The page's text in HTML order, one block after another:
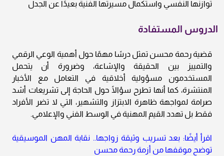
توازنها النفسي واستكمال مسيرتها الفنية بعيدًا عن الجدل
الدروس المستفادة
قضية رحمة محسن تمثل درسًا مهمًا حول أهمية الوعي الرقمي
والتمييز بين الحقيقة والإشاعة، وضرورة أن يتحمل
المستخدمون مسؤولية أخلاقية في التعامل مع الأخبار
المنتشرة، كما أنها تطرح سؤالًا حول الحاجة إلى تشريعات أشد
صرامة لمواجهة ظاهرة الابتزاز والتشهير، التي لا تضر الأفراد
فقط بل تهدد القيم المهنية في الوسط الفني والإعلامي.
اقرأ أيضًا: بعد تسريب وثيقة زواجها.. نقابة المهن الموسيقية
توضح موقفها من أزمة رحمة محسن